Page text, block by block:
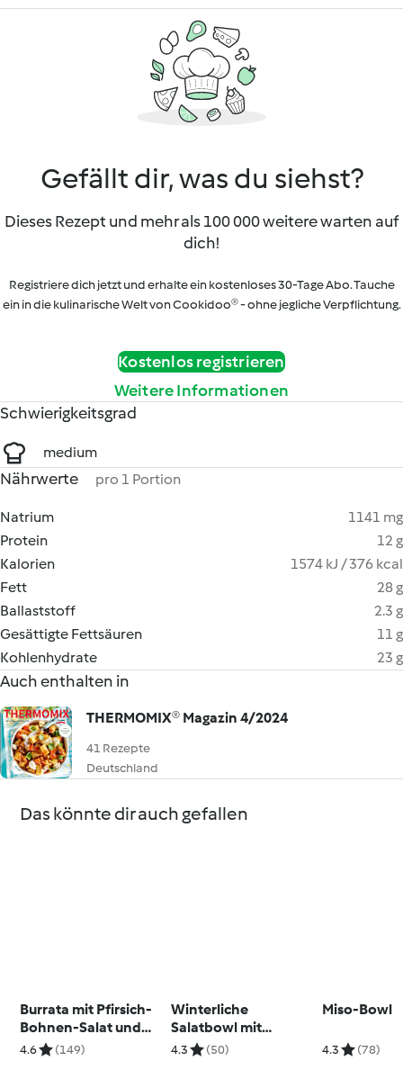
Gefällt dir, was du siehst?
Dieses Rezept und mehr als 100 000 weitere warten auf
dich!
Registriere dich jetzt und erhalte ein kostenloses 30-Tage Abo. Tauche
ein in die kulinarische Welt von Cookidoo® - ohne jegliche Verpflichtung.
Kostenlos registrieren
Weitere Informationen
Schwierigkeitsgrad
medium
Nährwerte pro 1 Portion
Natrium
1141 mg
Protein
12 g
Kalorien
1574 kJ / 376 kcal
Fett
28 g
Ballaststoff
2.3 g
Gesättigte Fettsäuren
11 g
Kohlenhydrate
23 g
Auch enthalten in
THERMOMIX® Magazin 4/2024
41 Rezepte
Deutschland
Das könnte dir auch gefallen
Burrata mit Pfirsich-
Bohnen-Salat und
Kräuteröl
4.6 (149)
Winterliche
Salatbowl mit
Avocadocreme und
4.3 (50)
Miso-Bowl
4.3 (78)